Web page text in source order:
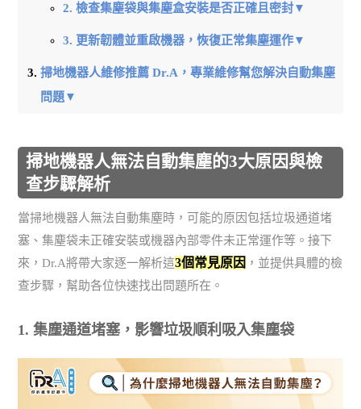
2. 檢查集塵袋與集塵盒安裝是否正確且密封▼
3. 更新韌體並重啟機器，恢復正常集塵運作▼
掃地機器人維修推薦 Dr.A，專業維修幫您解決自動集塵
問題▼
掃地機器人無法自動集塵的3大原因與檢
查步驟解析
當掃地機器人無法自動集塵時，可能的原因包括垃圾通道堵
塞、集塵袋未正確安裝或機器內部零件未正常運作等。接下
來，Dr.A將帶大家逐一解析這3個常見原因 ，並提供具體的檢
查步驟，幫助各位快速找出問題所在。
1. 集塵通道堵塞，影響垃圾順利吸入集塵袋